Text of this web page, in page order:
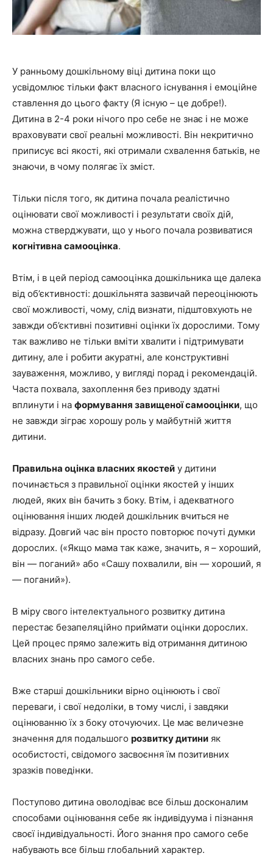
У ранньому дошкільному віці дитина поки що
усвідомлює тільки факт власного існування і емоційне
ставлення до цього факту (Я існую – це добре!).
Дитина в 2-4 роки нічого про себе не знає і не може
враховувати свої реальні можливості. Він некритично
приписує всі якості, які отримали схвалення батьків, не
знаючи, в чому полягає їх зміст.
Тільки після того, як дитина почала реалістично
оцінювати свої можливості і результати своїх дій,
можна стверджувати, що у нього почала розвиватися
когнітивна самооцінка.
Втім, і в цей період самооцінка дошкільника ще далека
від об’єктивності: дошкільнята зазвичай переоцінюють
свої можливості, чому, слід визнати, підштовхують не
завжди об’єктивні позитивні оцінки їх дорослими. Тому
так важливо не тільки вміти хвалити і підтримувати
дитину, але і робити акуратні, але конструктивні
зауваження, можливо, у вигляді порад і рекомендацій.
Часта похвала, захоплення без приводу здатні
вплинути і на формування завищеної самооцінки, що
не завжди зіграє хорошу роль у майбутній життя
дитини.
Правильна оцінка власних якостей у дитини
починається з правильної оцінки якостей у інших
людей, яких він бачить з боку. Втім, і адекватного
оцінювання інших людей дошкільник вчиться не
відразу. Довгий час він просто повторює почуті думки
дорослих. («Якщо мама так каже, значить, я – хороший,
він — поганий» або «Сашу похвалили, він — хороший, я
— поганий»).
В міру свого інтелектуального розвитку дитина
перестає безапеляційно приймати оцінки дорослих.
Цей процес прямо залежить від отримання дитиною
власних знань про самого себе.
Вже старші дошкільники вірно оцінюють і свої
переваги, і свої недоліки, в тому числі, і завдяки
оцінюванню їх з боку оточуючих. Це має величезне
значення для подальшого розвитку дитини як
особистості, свідомого засвоєння їм позитивних
зразків поведінки.
Поступово дитина оволодіває все більш досконалим
способами оцінювання себе як індивідуума і пізнання
своєї індивідуальності. Його знання про самого себе
набувають все більш глобальний характер.